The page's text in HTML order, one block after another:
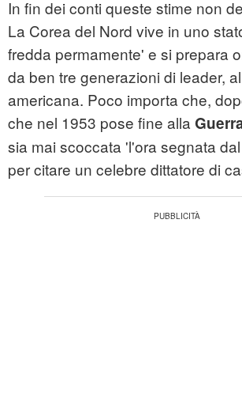
In fin dei conti queste stime non
La Corea del Nord vive in uno
fredda permamente' e si prepara
da ben tre generazioni di leader,
americana. Poco importa che,
che nel 1953 pose fine alla
sia mai scoccata 'l'ora segnata
per citare un celebre dittatore di